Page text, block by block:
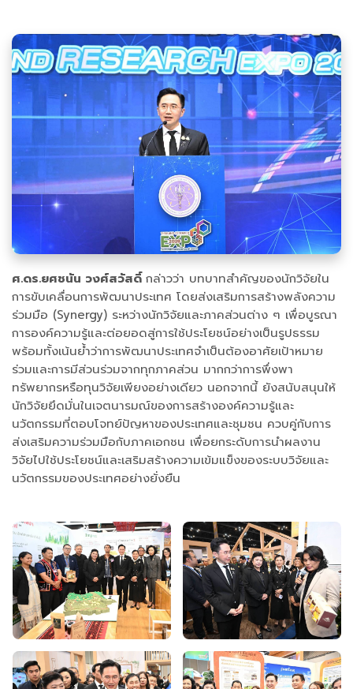
ศ.ดร.ยศชนัน วงศ์สวัสดิ์กล่าวว่า บทบาทสำคัญของนักวิจัยใน
การขับเคลื่อนการพัฒนาประเทศ โดยส่งเสริมการสร้างพลังความ
ร่วมมือ (Synergy) ระหว่างนักวิจัยและภาคส่วนต่าง ๆ เพื่อบูรณา
การองค์ความรู้และต่อยอดสู่การใช้ประโยชน์อย่างเป็นรูปธรรม
พร้อมทั้งเน้นย้ำว่าการพัฒนาประเทศจำเป็นต้องอาศัยเป้าหมาย
ร่วมและการมีส่วนร่วมจากทุกภาคส่วน มากกว่าการพึ่งพา
ทรัพยากรหรือทุนวิจัยเพียงอย่างเดียว นอกจากนี้ ยังสนับสนุนให้
นักวิจัยยึดมั่นในเจตนารมณ์ของการสร้างองค์ความรู้และ
นวัตกรรมที่ตอบโจทย์ปัญหาของประเทศและชุมชน ควบคู่กับการ
ส่งเสริมความร่วมมือกับภาคเอกชน เพื่อยกระดับการนำผลงาน
วิจัยไปใช้ประโยชน์และเสริมสร้างความเข้มแข็งของระบบวิจัยและ
นวัตกรรมของประเทศอย่างยั่งยืน